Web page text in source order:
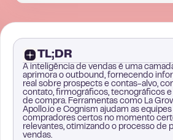
TL;DR
A inteligência de vendas é uma
aprimora o outbound, fornecendo
real sobre prospects e contas-alvo,
contato, firmográficos, tecnográficos
de compra. Ferramentas como La
Apollo.io e Cognism ajudam as
compradores certos no momento
relevantes, otimizando o processo de
vendas.